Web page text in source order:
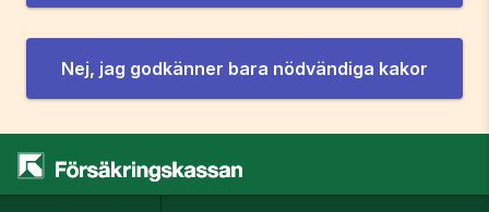
Nej, jag godkänner bara nödvändiga kakor